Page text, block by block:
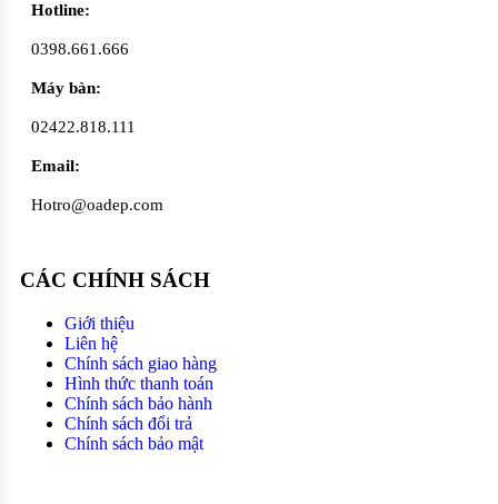
Hotline:
0398.661.666
Máy bàn:
02422.818.111
Email:
Hotro@oadep.com
CÁC CHÍNH SÁCH
Giới thiệu
Liên hệ
Chính sách giao hàng
Hình thức thanh toán
Chính sách bảo hành
Chính sách đổi trả
Chính sách bảo mật